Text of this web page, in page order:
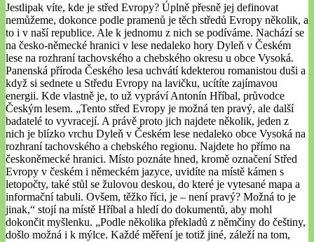
Jestlipak víte, kde je střed Evropy? Úplně přesně jej definovat
nemůžeme, dokonce podle pramenů je těch středů Evropy několik, a
to i v naší republice. Ale k jednomu z nich se podíváme. Nachází se
na česko-německé hranici v lese nedaleko hory Dyleň v Českém
lese na rozhraní tachovského a chebského okresu u obce Vysoká.
Panenská příroda Českého lesa uchvátí kdekterou romanistou duši a
když si sednete u Středu Evropy na lavičku, ucítíte zajímavou
energii. Kde vlastně je, to už vypráví Antonín Hříbal, průvodce
Českým lesem. „Tento střed Evropy je možná ten pravý, ale další
badatelé to vyvracejí. A právě proto jich najdete několik, jeden z
nich je blízko vrchu Dyleň v Českém lese nedaleko obce Vysoká na
rozhraní tachovského a chebského regionu. Najdete ho přímo na
českoněmecké hranici. Místo poznáte hned, kromě označení Střed
Evropy v českém i německém jazyce, uvidíte na místě kámen s
letopočty, také stůl se žulovou deskou, do které je vytesané mapa a
informační tabuli. Ovšem, těžko říci, je – není pravý? Možná to je
jinak,“ stojí na místě Hříbal a hledí do dokumentů, aby mohl
dokončit myšlenku. „Podle několika překladů z němčiny do češtiny,
došlo možná i k mýlce. Každé měření je totiž jiné, záleží na tom,